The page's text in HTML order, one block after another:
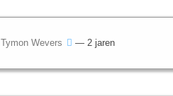
Tymon Wevers — 2 jaren